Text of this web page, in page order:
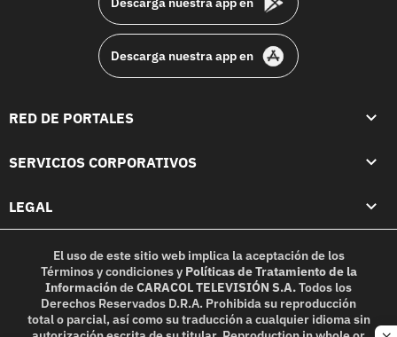
Descarga nuestra app en
RED DE PORTALES
SERVICIOS CORPORATIVOS
LEGAL
El uso de este sitio web implica la aceptación de los
Términos y condicionesy Políticas de Tratamiento de la
InformacióndeCARACOL TELEVISIÓN S.A.Todos los
Derechos Reservados D.R.A. Prohibida su reproducción
total o parcial, así como su traducción a cualquier idioma sin